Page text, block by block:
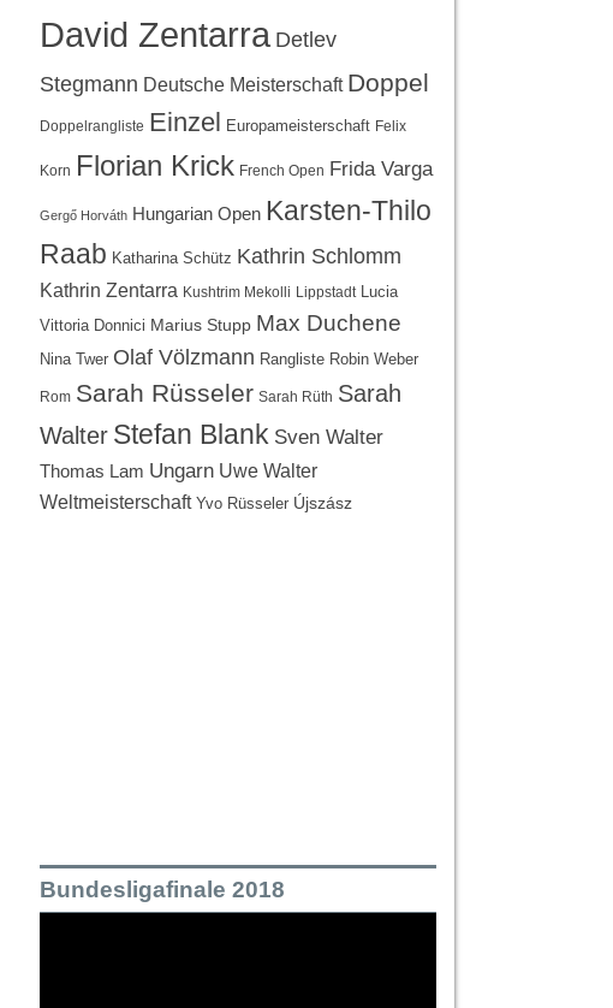
David Zentarra Detlev
Stegmann Deutsche Meisterschaft Doppel
Doppelrangliste Einzel Europameisterschaft Felix
Korn Florian Krick French Open Frida Varga
Gergő Horváth Hungarian Open Karsten-Thilo
Raab Katharina Schütz Kathrin Schlomm
Kathrin Zentarra Kushtrim Mekolli Lippstadt
Lucia
Vittoria Donnici Marius Stupp Max Duchene
Nina Twer Olaf Völzmann Rangliste Robin Weber
Rom Sarah Rüsseler Sarah Rüth Sarah
Walter Stefan Blank Sven Walter
Thomas Lam Ungarn Uwe Walter
Weltmeisterschaft Yvo Rüsseler Újszász
Bundesligafinale 2018